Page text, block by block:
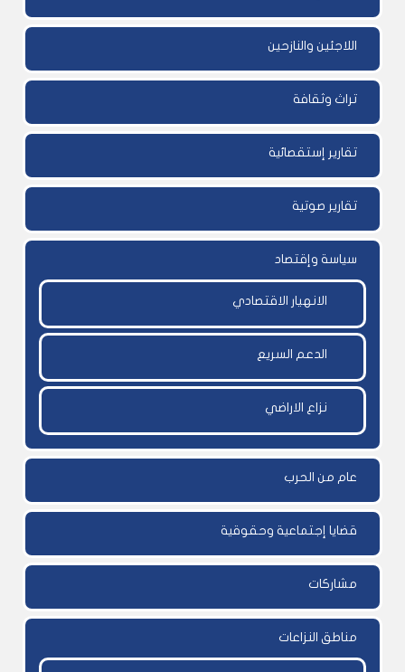
اللاجئين والنازحين
تراث وثقافة
تقارير إستقصائية
تقارير صوتية
سياسة وإقتصاد
الانهيار الاقتصادي
الدعم السريع
نزاع الاراضي
عام من الحرب
قضايا إجتماعية وحقوقية
مشاركات
مناطق النزاعات